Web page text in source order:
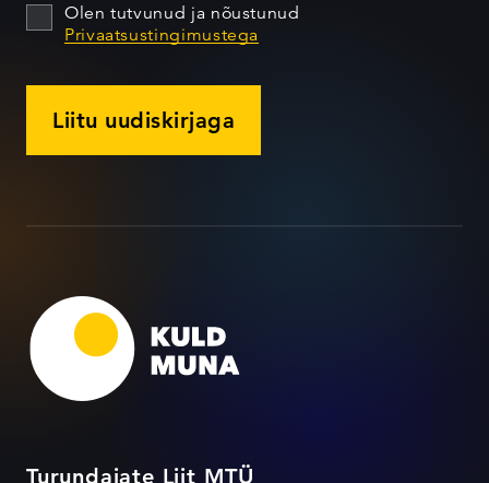
Olen tutvunud ja nõustunud
Privaatsustingimustega
Liitu uudiskirjaga
Turundajate Liit MTÜ